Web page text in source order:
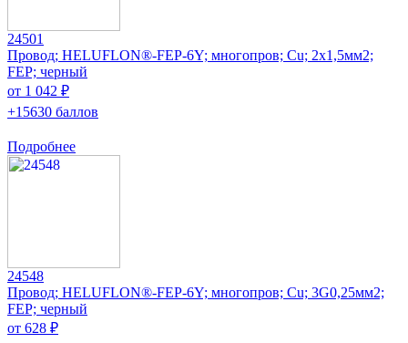
24501
Провод; HELUFLON®-FEP-6Y; многопров; Cu; 2x1,5мм2;
FEP; черный
от 1 042 ₽
+15630 баллов
Подробнее
24548
Провод; HELUFLON®-FEP-6Y; многопров; Cu; 3G0,25мм2;
FEP; черный
от 628 ₽